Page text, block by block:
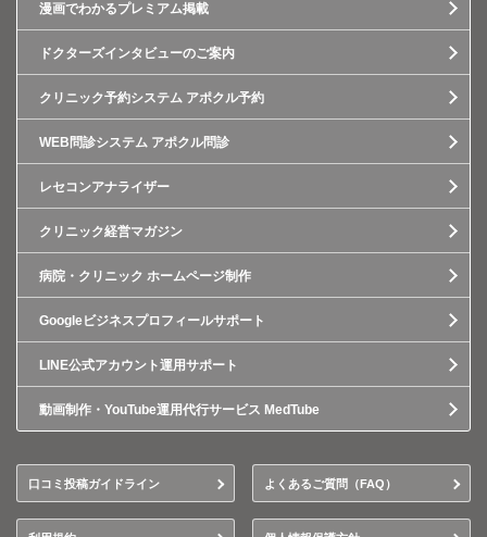
漫画でわかるプレミアム掲載
ドクターズインタビューのご案内
クリニック予約システム アポクル予約
WEB問診システム アポクル問診
レセコンアナライザー
クリニック経営マガジン
病院・クリニック ホームページ制作
Googleビジネスプロフィールサポート
LINE公式アカウント運用サポート
動画制作・YouTube運用代行サービス MedTube
口コミ投稿ガイドライン よくあるご質問（FAQ）